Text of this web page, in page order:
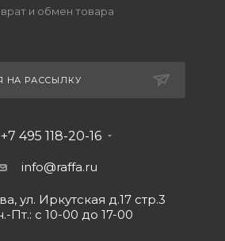
и обмен товара
НА РАССЫЛКУ
+7 495 118-20-16
info@raffa.ru
ул. Иркутская д.17 стр.3
Пт.: с 10-00 до 17-00